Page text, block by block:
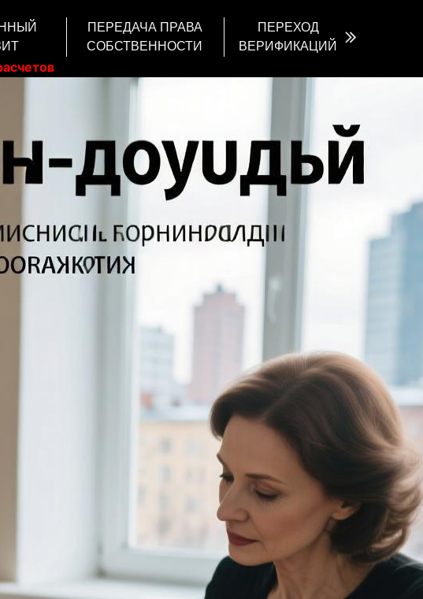
ПЕРЕДАЧА ПРАВА
СОБСТВЕННОСТИ
ПЕРЕХОД
ВЕРИФИКАЦИЙ